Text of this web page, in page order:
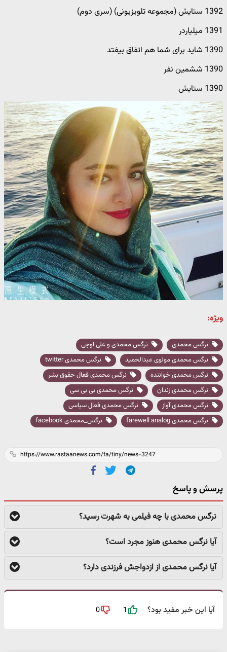
1392 ستایش (مجموعه تلویزیونی) (سری دوم)
1391 میلیاردر
1390 شاید برای شما هم اتفاق بیفتد
1390 ششمین نفر
1390 ستایش
ویژه:
نرگس محمدی
نرگس محمدی و علی اوجی
نرگس محمدی مولوی عبدالحمید
نرگس محمدی twitter
نرگس محمدی خواننده
نرگس محمدی فعال حقوق بشر
نرگس محمدی زندان
نرگس محمدی بی بی سی
نرگس محمدی آواز
نرگس محمدی فعال سیاسی
نرگس محمدی farewell analog
نرگس_محمدی facebook
پرسش و پاسخ
نرگس محمدی با چه فیلمی به شهرت رسید؟
آیا نرگس محمدی هنوز مجرد است؟
آیا نرگس محمدی از ازدواجش فرزندی دارد؟
آیا این خبر مفید بود؟ 1
0